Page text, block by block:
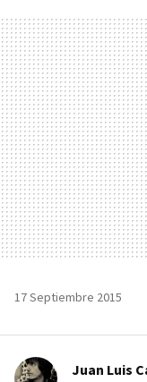
17 Septiembre 2015
Juan Luis